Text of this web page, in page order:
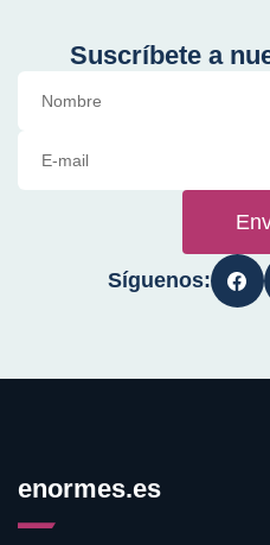
Suscríbete a
Síguenos:
enormes.es